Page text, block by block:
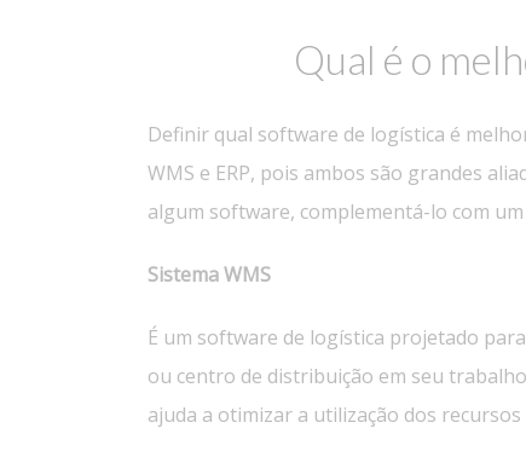
Qual é o
Definir qual software de logística é
WMS e ERP, pois ambos são grandes
algum software, complementá-lo com
Sistema WMS
É um software de logística projetado
ou centro de distribuição em seu
ajuda a otimizar a utilização dos recursos